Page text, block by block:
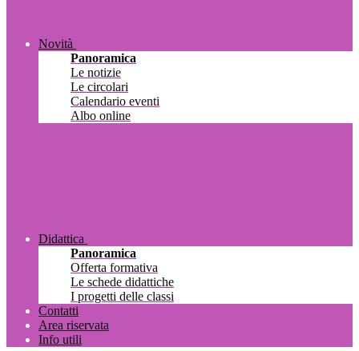
Novità
Panoramica
Le notizie
Le circolari
Calendario eventi
Albo online
Didattica
Panoramica
Offerta formativa
Le schede didattiche
I progetti delle classi
Contatti
Area riservata
Info utili